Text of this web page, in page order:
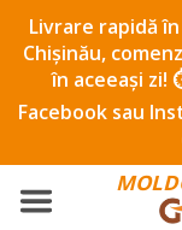
Livrare rapidă
Chișinău,
în aceeași zi!
Facebook sau